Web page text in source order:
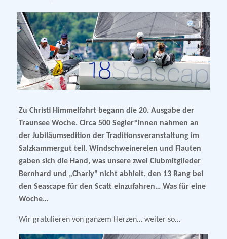
Zu Christi Himmelfahrt begann die 20. Ausgabe der
Traunsee Woche. Circa 500 Segler*innen nahmen an
der Jubiläumsedition der Traditionsveranstaltung im
Salzkammergut teil. Windschweinereien und Flauten
gaben sich die Hand, was unsere zwei Clubmitglieder
Bernhard und „Charly“ nicht abhielt, den 13 Rang bei
den Seascape für den Scatt einzufahren… Was für eine
Woche…
Wir gratulieren von ganzem Herzen… weiter so…